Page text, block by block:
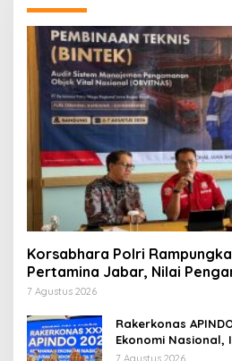
Korsabhara Polri
Pertamina Jabar, Nilai
Persen
7 Agustus 2026
Rakerkonas
Ekonomi Nasional,
Pentingnya
7 Agustus 2026